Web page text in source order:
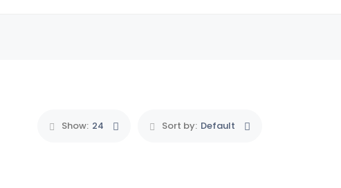
Show: 24 Sort by: Default